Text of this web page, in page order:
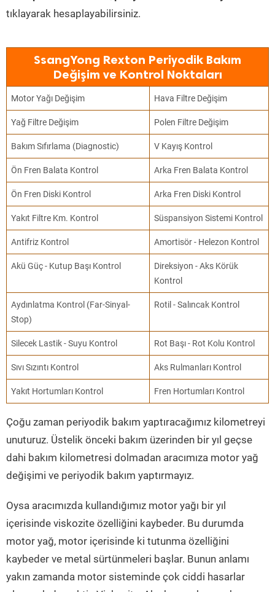
tıklayarak hesaplayabilirsiniz.
SsangYong Rexton Periyodik Bakım
Değişim ve Kontrol Noktaları
Motor Yağı Değişim Hava Filtre Değişim
Yağ Filtre Değişim Polen Filtre Değişim
Bakım Sıfırlama (Diagnostic) V Kayış Kontrol
Ön Fren Balata Kontrol Arka Fren Balata Kontrol
Ön Fren Diski Kontrol Arka Fren Diski Kontrol
Yakıt Filtre Km. Kontrol Süspansiyon Sistemi Kontrol
Antifriz Kontrol Amortisör - Helezon Kontrol
Akü Güç - Kutup Başı Kontrol
Direksiyon - Aks Körük
Kontrol
Aydınlatma Kontrol (Far-Sinyal-
Stop)
Rotil - Salıncak Kontrol
Silecek Lastik - Suyu Kontrol Rot Başı - Rot Kolu Kontrol
Sıvı Sızıntı Kontrol Aks Rulmanları Kontrol
Yakıt Hortumları Kontrol Fren Hortumları Kontrol
Çoğu zaman periyodik bakım yaptıracağımız kilometreyi
unuturuz. Üstelik önceki bakım üzerinden bir yıl geçse
dahi bakım kilometresi dolmadan aracımıza motor yağ
değişimi ve periyodik bakım yaptırmayız.
Oysa aracımızda kullandığımız motor yağı bir yıl
içerisinde viskozite özelliğini kaybeder. Bu durumda
motor yağ, motor içerisinde ki tutunma özelliğini
kaybeder ve metal sürtünmeleri başlar. Bunun anlamı
yakın zamanda motor sisteminde çok ciddi hasarlar